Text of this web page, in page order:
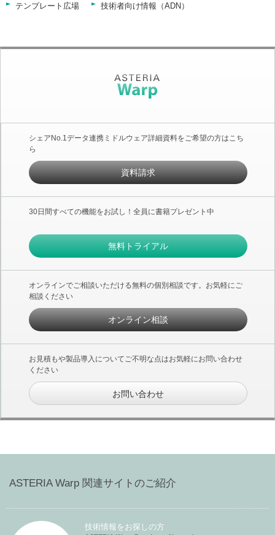
テンプレート広場 技術者向け情報（ADN）
シェアNo.1データ連携ミドルウェア詳細資料をご希望の方はこち
ら
資料請求
30日間すべての機能をお試し！全員に書籍プレゼント中
無料トライアル
オンラインでご相談いただける無料の個別相談です。お気軽にご
相談ください
オンライン相談
お見積もや製品導入についてご不明な点はお気軽にお問い合わせ
ください
お問い合わせ
ASTERIA Warp 関連サイトのご紹介
技術情報をお探しの方